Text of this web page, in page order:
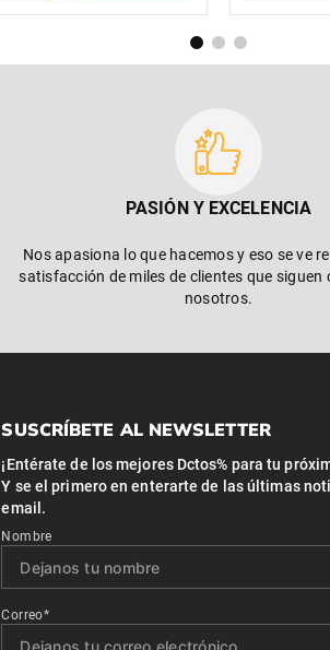
PASIÓN Y EXCELENCIA
Nos apasiona lo que hacemos y eso se ve
satisfacción de miles de clientes que siguen
nosotros.
SUSCRÍBETE AL NEWSLETTER
¡Entérate de los mejores Dctos% para tu
Y se el primero en enterarte de las últimas
email.
Nombre
Correo*